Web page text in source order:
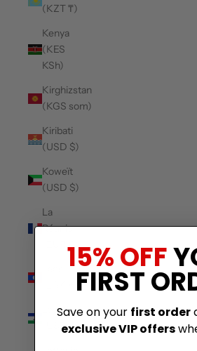
(KZT ₸)
Kenya
(KES
KSh)
Kirghizstan
(KGS som)
Kiribati
(USD $)
Koweït
(USD $)
La
Réunion
(EUR €)
Lesotho
(USD $)
15% OFF
FIRST
Save on your first order
exclusive VIP offers